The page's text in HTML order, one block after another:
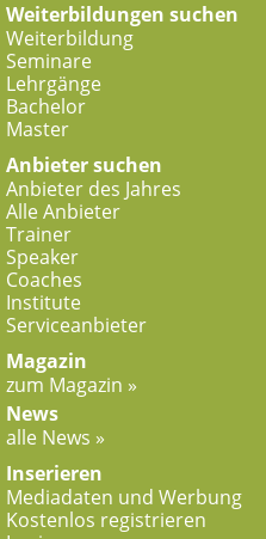
Weiterbildungen suchen
Weiterbildung
Seminare
Lehrgänge
Bachelor
Master
Anbieter suchen
Anbieter des Jahres
Alle Anbieter
Trainer
Speaker
Coaches
Institute
Serviceanbieter
Magazin
zum Magazin »
News
alle News »
Inserieren
Mediadaten und Werbung
Kostenlos registrieren